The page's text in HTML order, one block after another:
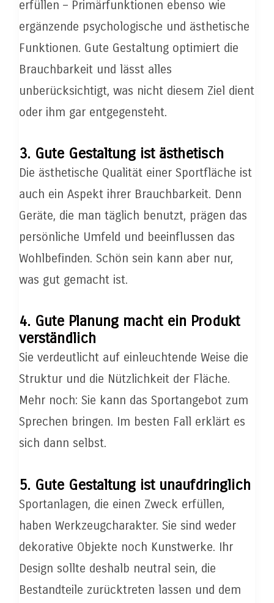
erfüllen – Primärfunktionen ebenso wie
ergänzende psychologische und ästhetische
Funktionen. Gute Gestaltung optimiert die
Brauchbarkeit und lässt alles
unberücksichtigt, was nicht diesem Ziel dient
oder ihm gar entgegensteht.
3. Gute Gestaltung ist ästhetisch
Die ästhetische Qualität einer Sportfläche ist
auch ein Aspekt ihrer Brauchbarkeit. Denn
Geräte, die man täglich benutzt, prägen das
persönliche Umfeld und beeinflussen das
Wohlbefinden. Schön sein kann aber nur,
was gut gemacht ist.
4. Gute Planung macht ein Produkt
verständlich
Sie verdeutlicht auf einleuchtende Weise die
Struktur und die Nützlichkeit der Fläche.
Mehr noch: Sie kann das Sportangebot zum
Sprechen bringen. Im besten Fall erklärt es
sich dann selbst.
5. Gute Gestaltung ist unaufdringlich
Sportanlagen, die einen Zweck erfüllen,
haben Werkzeugcharakter. Sie sind weder
dekorative Objekte noch Kunstwerke. Ihr
Design sollte deshalb neutral sein, die
Bestandteile zurücktreten lassen und dem